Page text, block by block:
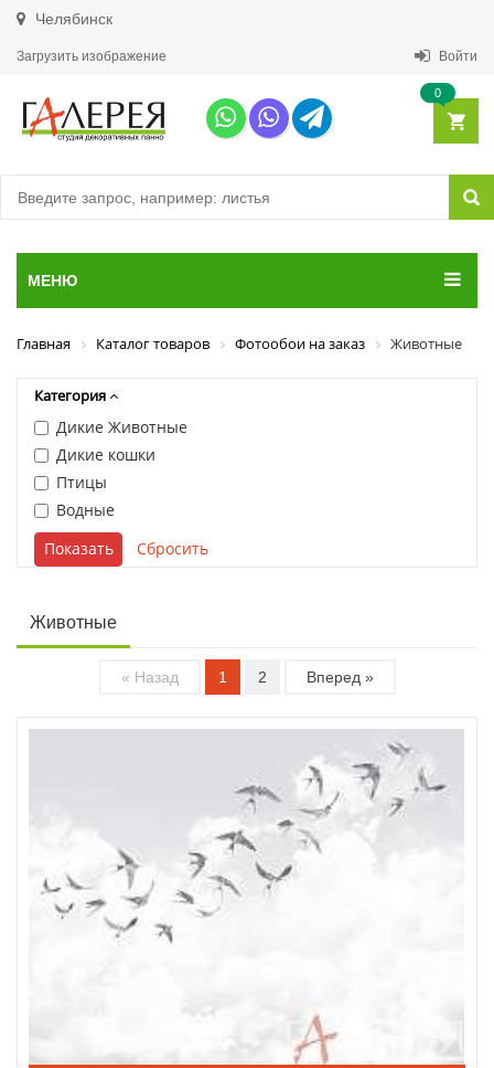
Челябинск
Загрузить изображение Войти
0
МЕНЮ
Главная Каталог товаров Фотообои на заказ Животные
Категория
Дикие Животные
Дикие кошки
Птицы
Водные
Животные
« Назад 1 2 Вперед »